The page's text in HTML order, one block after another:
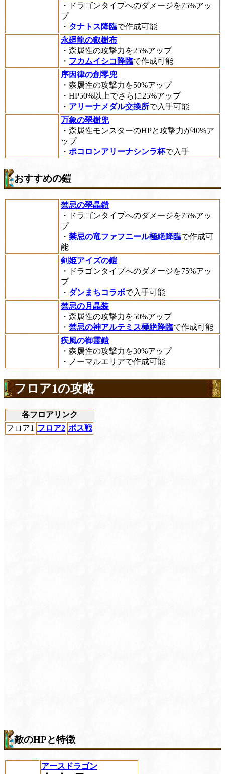
・ドラゴンタイプへのダメージを75%アッ
プ
・ タナトス降臨で作成可能
永廻龍の叡樹布
・森属性の攻撃力を25%アップ
・ フカムイシコ降臨で作成可能
序因律の創零兜
・森属性の攻撃力を50%アップ
・HP50%以上でさらに25%アップ
・ アリーナメダル交換所で入手可能
万象の翠樹兜
・森属性モンスターのHPと攻撃力が40%ア
ップ
・ ポコロンアリーナシンラ杯で入手
おすすめの鎧
禁忌の翠晶鎧
・ドラゴンタイプへのダメージを75%アッ
プ
・ 禁忌の竜ファフニール極絶降臨で作成可
能
剣姫アイズの鎧
・ドラゴンタイプへのダメージを75%アッ
プ
・ ダンまちコラボで入手可能
禁忌の月晶装
・森属性の攻撃力を50%アップ
・ 禁忌の神アルテミス極絶降臨で作成可能
疾風の御霊鎧
・森属性の攻撃力を30%アップ
・ノーマルエリアで作成可能
フロア1の攻略
各フロアリンク
フロア1 フロア2 ボス戦
敵のHPと特徴
アースドラゴン